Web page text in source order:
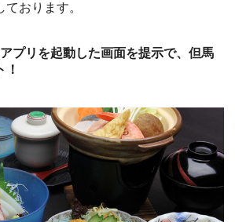
おります。
アプリを起動した画面を提示で、但馬